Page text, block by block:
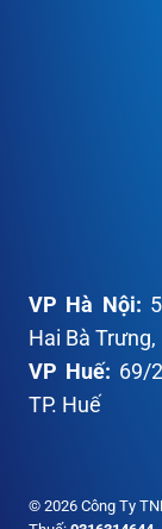
VP Hà Nội:
Hai Bà Trưng,
VP Huế: 69/
TP. Huế
© 2026 Công Ty